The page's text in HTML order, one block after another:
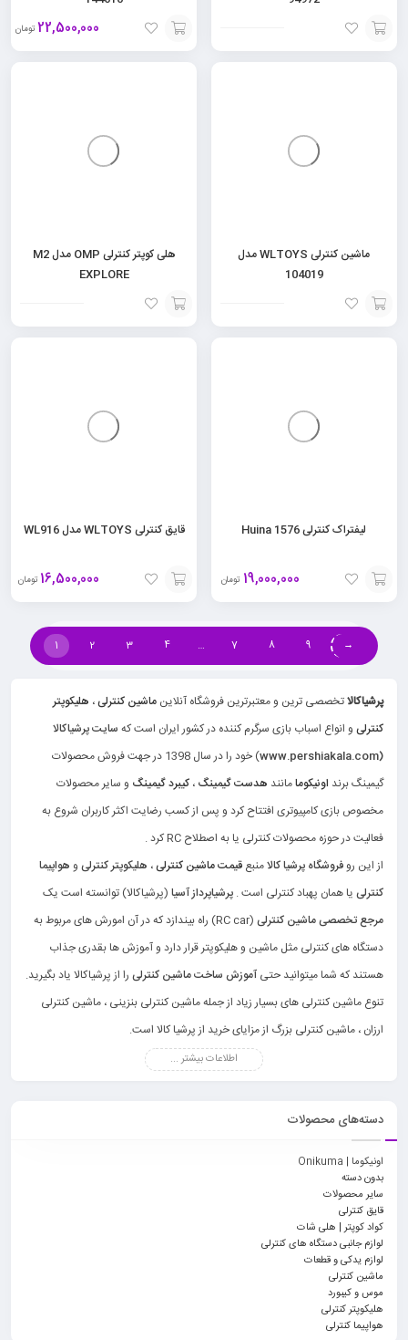
افزودن
22,500,000 تومان
افزودن
ماشین کنترلی WLTOYS مدل
104019
افزودن
هلی کوپتر کنترلی OMP مدل M2
EXPLORE
افزودن
لیفتراک کنترلی Huina 1576
19,000,000 تومان
افزودن
به
سبد
قایق کنترلی WLTOYS مدل WL916
16,500,000 تومان
افزودن
سبد
1 2 3 4 … 7 8 9 →
پرشیاکالاتخصصی ترین و معتبرترین فروشگاه آنلاین ماشین کنترلی، هلیکوپتر
کنترلی و انواع اسباب بازی سرگرم کننده در کشور ایران است که سایت پرشیاکالا
(www.pershiakala.com
) خود را در سال 1398 در جهت فروش محصولات
گیمینگ برند اونیکومامانند هدست گیمینگ ، کیبرد گیمینگ و سایر محصولات
مخصوص بازی کامپیوتری افتتاح کرد و پس از کسب رضایت اکثر کاربران شروع به
فعالیت در حوزه محصولات کنترلی یا به اصطلاح RC کرد .
از این روفروشگاه پرشیا کالامنبع قیمت ماشین کنترلی، هلیکوپتر کنترلی و هواپیما
کنترلی یا همان پهباد کنترلی است . پرشیاپرداز آسیا (پرشیاکالا) توانسته است یک
مرجع تخصصی ماشین کنترلی
(RC car) راه بیندازد که در آن امورش های مربوط به
دستگاه های کنترلی مثل ماشین و هلیکوپتر قرار دارد و آموزش ها بقدری جذاب
هستند که شما میتوانید حتی آموزش ساخت ماشین کنترلی را از پرشیاکالا یاد بگیرید.
تنوع ماشین کنترلی های بسیار زیاد از جمله ماشین کنترلی بنزینی ، ماشین کنترلی
ارزان ، ماشین کنترلی بزرگ از مزایای خرید از پرشیا کالا است.
اطلاعات بیشتر ...
دسته‌های محصولات
اونیکوما | Onikuma
بدون دسته
سایر محصولات
قایق کنترلی
کواد کوپتر | هلی شات
لوازم جانبی دستگاه های کنترلی
لوازم یدکی و قطعات
ماشین کنترلی
موس و کیبورد
هلیکوپتر کنترلی
هواپیما کنترلی